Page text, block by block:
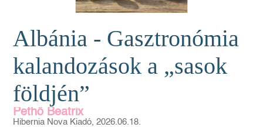
Albánia - Gasztronómia
kalandozások a „sasok
földjén”
Pethő Beatrix
Hibernia Nova Kiadó, 2026.06.18.